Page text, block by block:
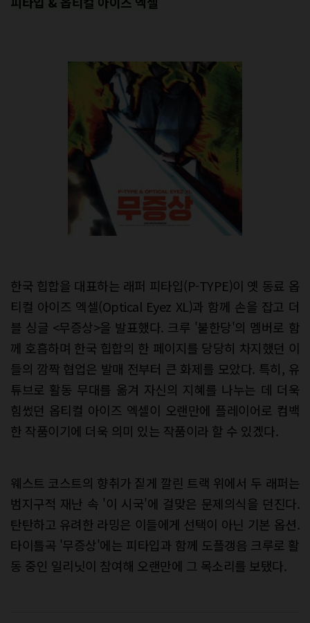
한국 힙합을 대표하는 래퍼 피타입(P-TYPE)이 옛 동료 옵
티컬 아이즈 엑셀(Optical Eyez XL)과 함께 손을 잡고 더
블 싱글 <무증상>을 발표했다. 크루 '불한당'의 멤버로 함
께 호흡하며 한국 힙합의 한 페이지를 당당히 차지했던 이
들의 깜짝 협업은 발매 전부터 큰 화제를 모았다. 특히, 유
튜브로 활동 무대를 옮겨 자신의 지혜를 나누는 데 더욱
힘썼던 옵티컬 아이즈 엑셀이 오랜만에 플레이어로 컴백
한 작품이기에 더욱 의미 있는 작품이라 할 수 있겠다.
웨스트 코스트의 향취가 짙게 깔린 트랙 위에서 두 래퍼는
범지구적 재난 속 '이 시국'에 걸맞은 문제의식을 던진다.
탄탄하고 유려한 라밍은 이들에게 선택이 아닌 기본 옵션.
타이틀곡 '무증상'에는 피타입과 함께 도플갱음 크루로 활
동 중인 일리닛이 참여해 오랜만에 그 목소리를 보탰다.